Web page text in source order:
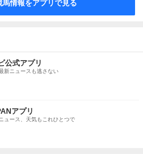
馬情報をアプリで見る
公式アプリ
新ニュースも逃さない
アプリ
ュース、天気もこれひとつで